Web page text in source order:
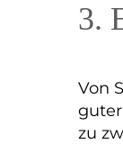
3.
Von
zu